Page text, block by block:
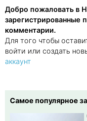
Добро пожаловать в
зарегистрированные
комментарии.
Для того чтобы
войти или создать
аккаунт
Самое популярное